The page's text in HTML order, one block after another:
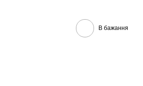
В бажання